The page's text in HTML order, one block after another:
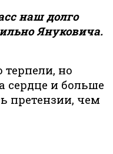
наш долго
Януковича.
но
сердце и больше
претензии, чем